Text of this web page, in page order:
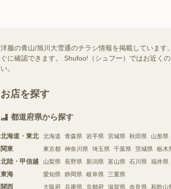
洋服の青山/旭川大雪通のチラシ情報を掲載していま
ぐに確認できます。 Shufoo!（シュフー）ではお近く
い。
お店を探す
都道府県から探す
北海道・東北 北海道 青森県 岩手県 宮城県 秋田県 山形県
関東 東京都 神奈川県 埼玉県 千葉県 茨城県 栃木
北陸・甲信越 山梨県 長野県 新潟県 富山県 石川県 福井県
東海 愛知県 静岡県 岐阜県 三重県
関西 大阪府 兵庫県 京都府 滋賀県 奈良県 和歌山